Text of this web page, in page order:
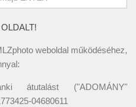
weboldal működéséhez,
átutalást ("ADOMÁNY"
04680611